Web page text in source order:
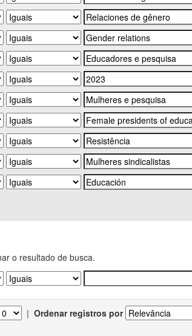
o resultado de busca.
| Ordenar registros por